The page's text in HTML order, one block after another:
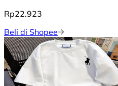
Rp22.923
Beli di Shopee